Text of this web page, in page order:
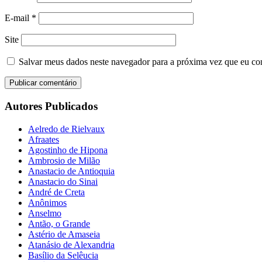
E-mail *
Site
Salvar meus dados neste navegador para a próxima vez que eu
Autores Publicados
Aelredo de Rielvaux
Afraates
Agostinho de Hipona
Ambrosio de Milão
Anastacio de Antioquia
Anastacio do Sinai
André de Creta
Anônimos
Anselmo
Antão, o Grande
Astério de Amaseia
Atanásio de Alexandria
Basílio da Selêucia